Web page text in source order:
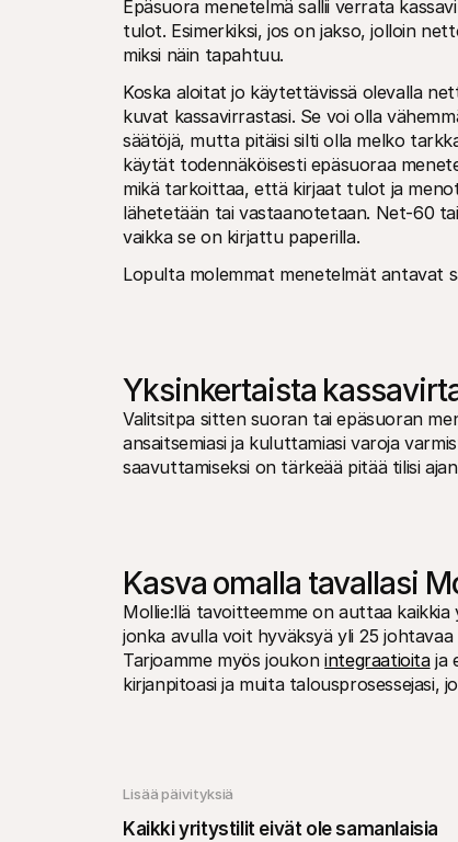
Epäsuora menetelmä sallii verrata
tulot. Esimerkiksi, jos on jakso, jolloin
miksi näin tapahtuu.
Koska aloitat jo käytettävissä olevalla
kuvat kassavirrastasi. Se voi olla
säätöjä, mutta pitäisi silti olla melko
käytät todennäköisesti epäsuoraa
mikä tarkoittaa, että kirjaat tulot ja
lähetetään tai vastaanotetaan. Net-60
vaikka se on kirjattu paperilla.
Lopulta molemmat menetelmät antavat
Yksinkertaista
Valitsitpa sitten suoran tai epäsuoran
ansaitsemiasi ja kuluttamiasi varoja
saavuttamiseksi on tärkeää pitää tilisi
Kasva omalla tavallasi
Mollie:llä tavoitteemme on auttaa
jonka avulla voit hyväksyä yli 25
Tarjoamme myös joukon integraatioita ja
kirjanpitoasi ja muita talousprosessejasi,
Lisää päivityksiä
Kaikki yritystilit eivät ole samanlaisia